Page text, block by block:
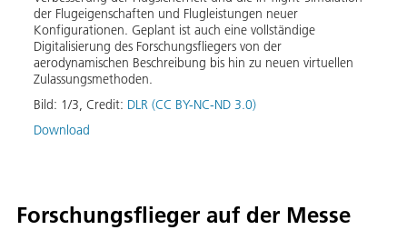
der Flugeigenschaften und Flugleistungen neuer
Konfigurationen. Geplant ist auch eine vollständige
Digitalisierung des Forschungsfliegers von der
aerodynamischen Beschreibung bis hin zu neuen virtuellen
Zulassungsmethoden.
Bild: 1/3, Credit: DLR (CC BY-NC-ND 3.0)
Download
Forschungsflieger auf der Messe